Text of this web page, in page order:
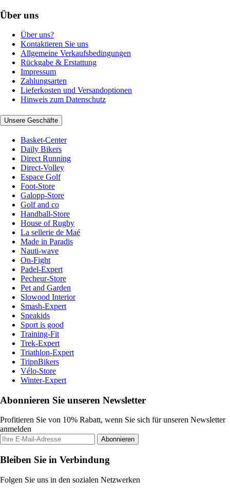
Über uns
Über uns?
Kontaktieren Sie uns
Allgemeine Verkaufsbedingungen
Rückgabe & Erstattung
Impressum
Zahlungsarten
Lieferkosten und Versandoptionen
Hinweis zum Datenschutz
Unsere Geschäfte
Basket-Center
Daily Bikers
Direct Running
Direct-Volley
Espace Golf
Foot-Store
Galopp-Store
Golf and co
Handball-Store
House of Rugby
La sellerie de Maé
Made in Paradis
Nauti-wave
On-Fight
Padel-Expert
Pecheur-Store
Pet and Garden
Slowood Interior
Smash-Expert
Sneakids
Sport is good
Training-Fit
Trek-Expert
Triathlon-Expert
TripnBikers
Vélo-Store
Winter-Expert
Abonnieren Sie unseren Newsletter
Profitieren Sie von 10% Rabatt, wenn Sie sich für unseren Newsletter
anmelden
Abonnieren
Bleiben Sie in Verbindung
Folgen Sie uns in den sozialen Netzwerken